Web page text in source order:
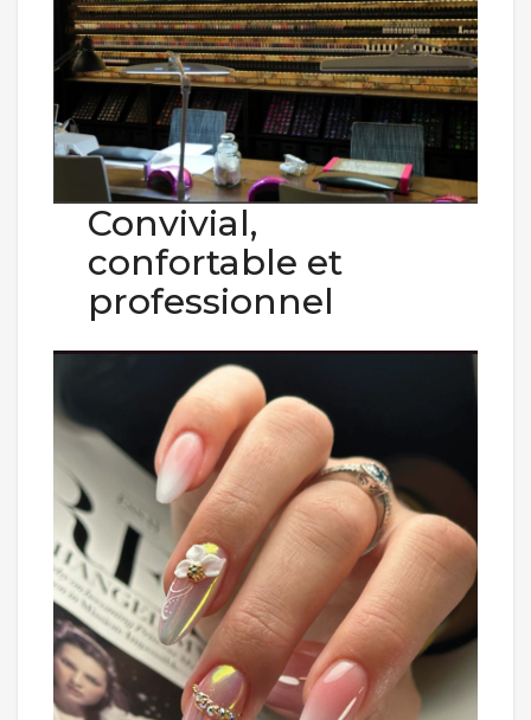
Convivial,
confortable et
professionnel